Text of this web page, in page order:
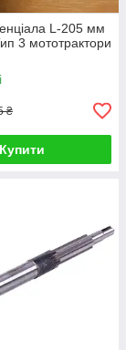
L-205 мм
3 мототрактори
₴
Купити